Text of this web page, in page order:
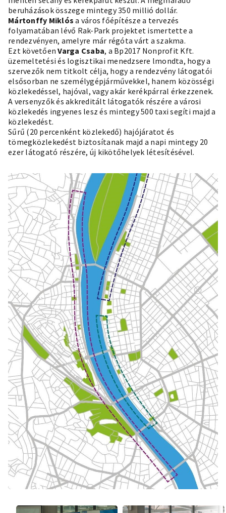
beruházások összege mintegy 350 millió dollár.
Mártonffy Miklós a város főépítésze a tervezés
folyamatában lévő Rak-Park projektet ismertette a
rendezvényen, amelyre már régóta várt a szakma.
Ezt követőenVarga Csaba, a Bp2017 Nonprofit Kft.
üzemeltetési és logisztikai menedzsere lmondta, hogy a
szervezők nem titkolt célja, hogy a rendezvény látogatói
elsősorban ne személygépjárművekkel, hanem közösségi
közlekedéssel, hajóval, vagy akár kerékpárral érkezzenek.
A versenyzők és akkreditált látogatók részére a városi
közlekedés ingyenes lesz és mintegy 500 taxi segíti majd a
közlekedést.
Sűrű (20 percenként közlekedő) hajójáratot és
tömegközlekedést biztosítanak majd a napi mintegy 20
ezer látogató részére, új kikötőhelyek létesítésével.